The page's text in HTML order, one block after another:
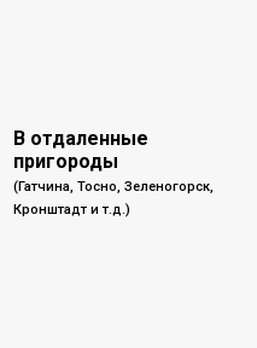
В отдаленные
пригороды
(Гатчина, Тосно, Зеленогорск,
Кронштадт и т.д.)